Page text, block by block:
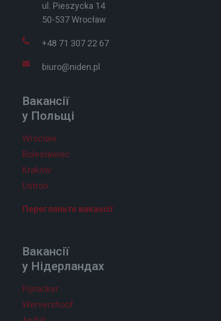
ul. Pieszycka 14
50-537 Wrocław
+48 71 307 22 67
biuro@niden.pl
Вакансії
у Польщі
Wrocław
Bolesławiec
Kraków
Ustroń
Перегляньте вакансії
Вакансії
у Нідерландах
Pijnacker
Wervershoof